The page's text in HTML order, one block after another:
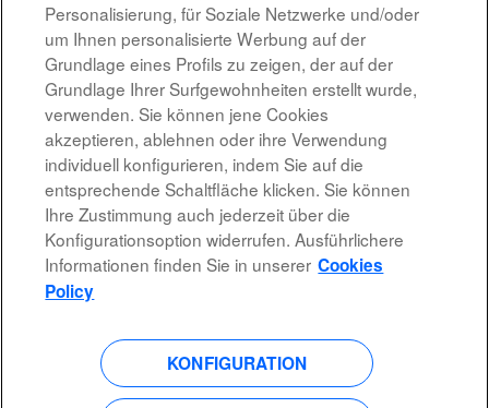
Ergebnisse1 – 7
Rechtshinweis
Barrierefreiheit
Datenschutzrichtlinien
i
W
i
W
i
Personalisierung, für Soziale Netzwerke und/oder
um Ihnen personalisierte Werbung auf der
Grundlage eines Profils zu zeigen, der auf der
Grundlage Ihrer Surfgewohnheiten erstellt wurde,
verwenden. Sie können jene Cookies
akzeptieren, ablehnen oder ihre Verwendung
individuell konfigurieren, indem Sie auf die
entsprechende Schaltfläche klicken. Sie können
Ihre Zustimmung auch jederzeit über die
Konfigurationsoption widerrufen. Ausführlichere
Informationen finden Sie in unserer Cookies
Policy
KONFIGURATION